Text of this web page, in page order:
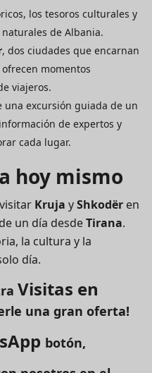
los tesoros culturales y
de Albania.
, dos ciudades que encarnan
momentos
viajeros.
excursión guiada de un
de expertos y
cada lugar.
hoy mismo
Kruja yShkodër en
un día desdeTirana.
la cultura y la
día.
Visitas en
una gran oferta!
botón,